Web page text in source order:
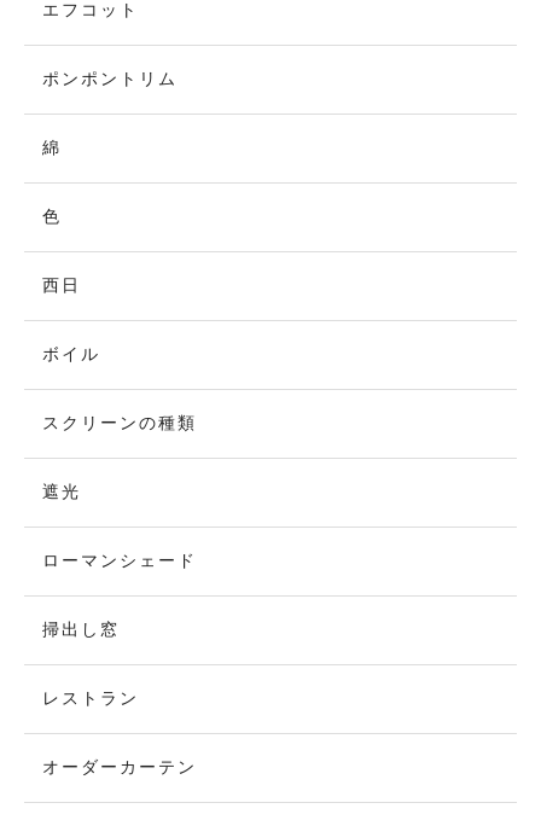
エフコット
ポンポントリム
綿
色
西日
ボイル
スクリーンの種類
遮光
ローマンシェード
掃出し窓
レストラン
オーダーカーテン